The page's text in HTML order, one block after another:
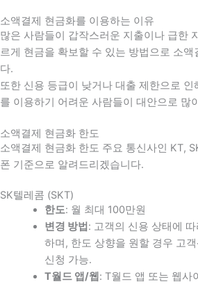
소액결제 현금화를 이용하는 이유
많은 사람들이 갑작스러운 지출이나 급한
르게 현금을 확보할 수 있는 방법으로 소액
다.
또한 신용 등급이 낮거나 대출 제한으로
를 이용하기 어려운 사람들이 대안으로 많
소액결제 현금화 한도
소액결제 현금화 한도 주요 통신사인 KT,
폰 기준으로 알려드리겠습니다.
SK텔레콤 (SKT)
한도: 월 최대 100만원
변경 방법 : 고객의 신용 상태에
하며, 한도 상향을 원할 경우 고
신청 가능.
T월드 앱/웹 : T월드 앱 또는 웹사